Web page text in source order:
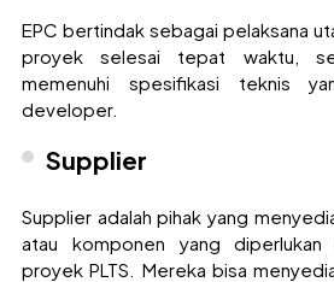
EPC bertindak sebagai pelaksana
proyek selesai tepat waktu,
memenuhi spesifikasi teknis
developer.
Supplier
Supplier adalah pihak yang
atau komponen yang diperlukan
proyek PLTS. Mereka bisa